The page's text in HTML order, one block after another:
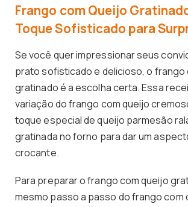
Frango com Queijo
Toque Sofisticado para
Se você quer impressionar seus
prato sofisticado e delicioso, o frango
gratinado é a escolha certa. Essa
variação do frango com queijo
toque especial de queijo parmesão
gratinada no forno para dar um
crocante.
Para preparar o frango com queijo
mesmo passo a passo do frango com